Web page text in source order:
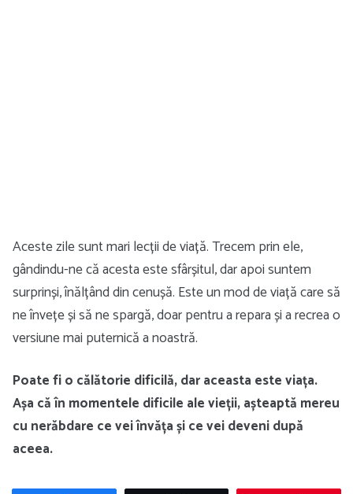
Aceste zile sunt mari lecții de viață. Trecem prin ele,
gândindu-ne că acesta este sfârșitul, dar apoi suntem
surprinși, înălțând din cenușă. Este un mod de viață care să
ne învețe și să ne spargă, doar pentru a repara și a recrea o
versiune mai puternică a noastră.
Poate fi o călătorie dificilă, dar aceasta este viața.
Așa că în momentele dificile ale vieții, așteaptă mereu
cu nerăbdare ce vei învăța și ce vei deveni după
aceea.